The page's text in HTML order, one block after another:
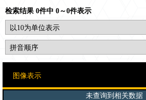
检索结果 0件中 0～0件表示
未查询到相关数据